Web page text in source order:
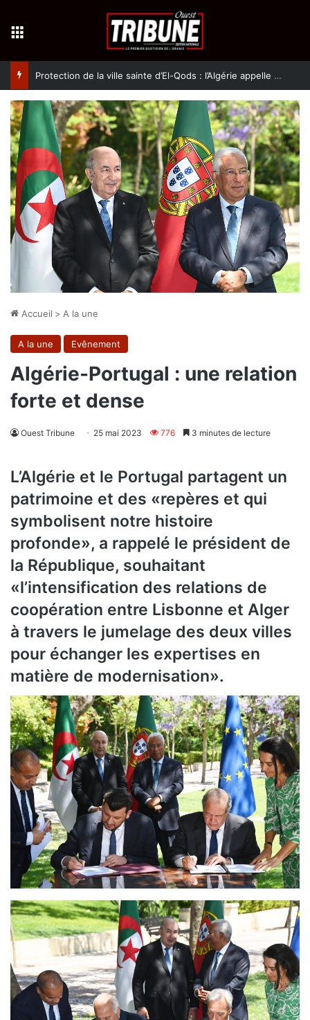
Protection de la ville sainte d’El-Qods : l’Algérie appelle à une action collective
Accueil > A la une
A la une Evênement
Algérie-Portugal : une relation
forte et dense
Ouest Tribune 25 mai 2023 776 3 minutes de lecture
L’Algérie et le Portugal partagent un
patrimoine et des «repères et qui
symbolisent notre histoire
profonde», a rappelé le président de
la République, souhaitant
«l’intensification des relations de
coopération entre Lisbonne et Alger
à travers le jumelage des deux villes
pour échanger les expertises en
matière de modernisation».